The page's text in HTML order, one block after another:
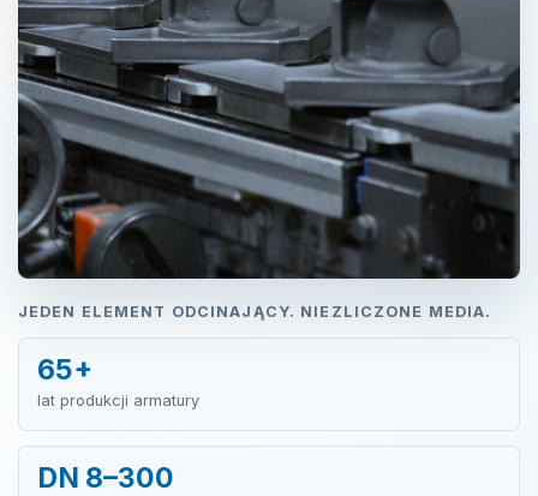
JEDEN ELEMENT ODCINAJĄCY. NIEZLICZONE MEDIA.
65+
lat produkcji armatury
DN 8–300